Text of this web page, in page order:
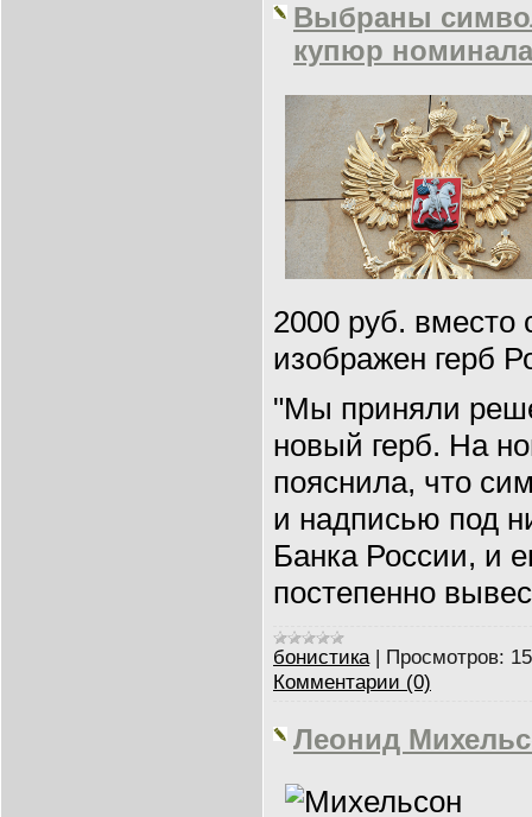
Выбраны
купюр
2000 руб.
изображен герб
"Мы приняли
новый герб. На
пояснила, что
и надписью под
Банка России, и
постепенно
бонистика| Просмотров:
Комментарии (0)
Леонид